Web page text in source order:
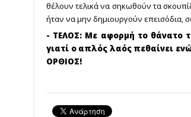
θέλουν τελικά να σηκωθούν τα
ήταν να μην δημιουργούν
- ΤΕΛΟΣ: Με αφορμή το θάνατο
γιατί ο απλός λαός πεθαίνει
ΟΡΘΙΟΣ!